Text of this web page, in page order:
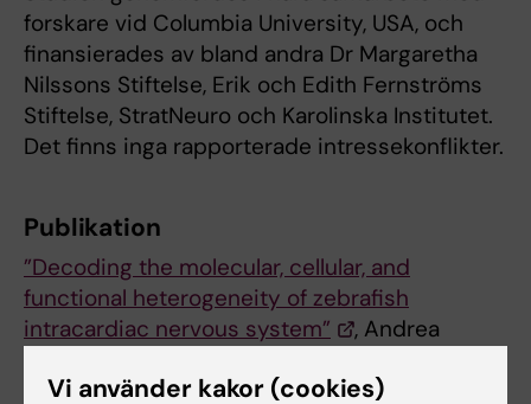
forskare vid Columbia University, USA, och
finansierades av bland andra Dr Margaretha
Nilssons Stiftelse, Erik och Edith Fernströms
Stiftelse, StratNeuro och Karolinska Institutet.
Det finns inga rapporterade intressekonflikter.
Publikation
”Decoding the molecular, cellular, and
functional heterogeneity of zebrafish
intracardiac nervous system”
, Andrea
Prabesh Bhattarai, Inés Talaya Vidal, Yu-Wen E.
Vi använder kakor (cookies)